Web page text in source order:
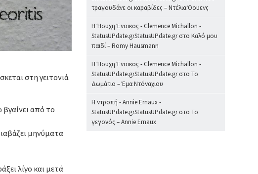
στη γειτονιά
από το
μηνύματα
λίγο και μετά
τραγουδάνε οι καραβίδες – Ντέλια Όουενς
Η Ήσυχη Ένοικος - Clemence Michallon -
StatusUPdate.grStatusUPdate.grστο Καλό μου
παιδί – Romy Hausmann
Η Ήσυχη Ένοικος - Clemence Michallon -
StatusUPdate.grStatusUPdate.grστο Το
Δωμάτιο – Έμα Ντόναχιου
Η ντροπή - Annie Ernaux -
StatusUPdate.grStatusUPdate.grστο Το
γεγονός – Annie Ernaux